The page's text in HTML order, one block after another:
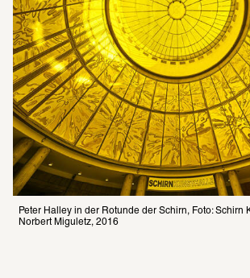
Peter Halley in der Rotunde der Schirn, Foto: Schirn
Norbert Miguletz, 2016